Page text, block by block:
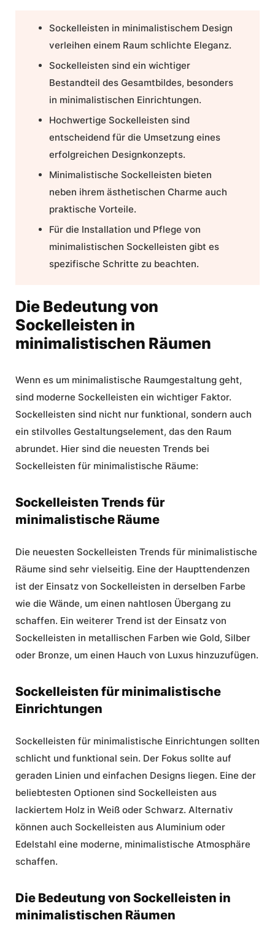
Sockelleisten in minimalistischem Design
verleihen einem Raum schlichte Eleganz.
Sockelleisten sind ein wichtiger
Bestandteil des Gesamtbildes, besonders
in minimalistischen Einrichtungen.
Hochwertige Sockelleisten sind
entscheidend für die Umsetzung eines
erfolgreichen Designkonzepts.
Minimalistische Sockelleisten bieten
neben ihrem ästhetischen Charme auch
praktische Vorteile.
Für die Installation und Pflege von
minimalistischen Sockelleisten gibt es
spezifische Schritte zu beachten.
Die Bedeutung von
Sockelleisten in
minimalistischen Räumen
Wenn es um minimalistische Raumgestaltung geht,
sind moderne Sockelleisten ein wichtiger Faktor.
Sockelleisten sind nicht nur funktional, sondern auch
ein stilvolles Gestaltungselement, das den Raum
abrundet. Hier sind die neuesten Trends bei
Sockelleisten für minimalistische Räume:
Sockelleisten Trends für
minimalistische Räume
Die neuesten Sockelleisten Trends für minimalistische
Räume sind sehr vielseitig. Eine der Haupttendenzen
ist der Einsatz von Sockelleisten in derselben Farbe
wie die Wände, um einen nahtlosen Übergang zu
schaffen. Ein weiterer Trend ist der Einsatz von
Sockelleisten in metallischen Farben wie Gold, Silber
oder Bronze, um einen Hauch von Luxus hinzuzufügen.
Sockelleisten für minimalistische
Einrichtungen
Sockelleisten für minimalistische Einrichtungen sollten
schlicht und funktional sein. Der Fokus sollte auf
geraden Linien und einfachen Designs liegen. Eine der
beliebtesten Optionen sind Sockelleisten aus
lackiertem Holz in Weiß oder Schwarz. Alternativ
können auch Sockelleisten aus Aluminium oder
Edelstahl eine moderne, minimalistische Atmosphäre
schaffen.
Die Bedeutung von Sockelleisten in
minimalistischen Räumen